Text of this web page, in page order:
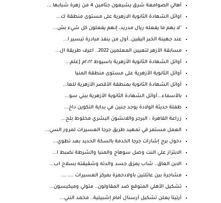
أهالي الصوامعة شرق يشيعون جثامين 4 من زهرة شبابها ...
اوائل الشهادة الثانوية الازهرية على مستوى منطقة ك...
"لا يهم ما يفعله ريال مدريد، إنهم يفعلون كل شيء بش...
عند جهينة الخبر اليقين..أول من ينفذ مبادرة تيسير ا...
مسابقة الأزهر لتعيين المعلمين 2022.. اعرف طريقة ال...
أوائل الشهادة الثانوية الأزهرية باسيوط ٢٠٢٢م [علم...
أوائل الثانوية الأزهرية على مستوى منطقة المنيا
أوائل الشهادة الثانوية بمنطقة الأقصر الأزهرية للعا...
بالأسماء...أوائل الشهادة الثانوية الأزهرية ببني سو...
طفلة حديثة الولادة يوجد جنين في بداية التكوين داخ...
زراعة القاهرة : البرجر واللانشون البشري مخلوط بلح...
العمل مستمر في تمهيد طريق جرجا العسيرات لمرور السي...
دخول برج إشارات جرجا الخدمة بالسكة الحديد بعد تطوي...
الابتزاز علي النت وصل سوهاج والمنيا والشرطة نضبط ا...
الابن العاق.. شاب يمزق جسد والدته وشقيقته بسلاح اب...
مشاجرة بين عائلتين باولادحمزة بمركز العسيرات .... ...
تشكيل الأهلي المتوقع ضد المقاولون.. متولي وميكيسون...
أرتيتا يعلن تشكيل آرسنال أمام إشبيلية.. محمد النني...